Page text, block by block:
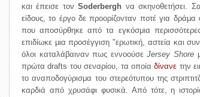
και έπεισε τονSoderbergh να σκηνοθετήσει.
είδους, το έργο δε προορίζονταν ποτέ για
που αποσύρθηκε από τα εγκόσμια
επιδίωκε μια προσέγγιση "ερωτική, αστεία και
όλοι καταλάβαιναν πως εννοούσεJersey Shore
πρώτα drafts του σεναρίου, τα οποίαδίνανε την
το αναποδογύρισμα του στερεότυπου της
καρδιά από χρυσάφι φυσικά. Από τότε, η